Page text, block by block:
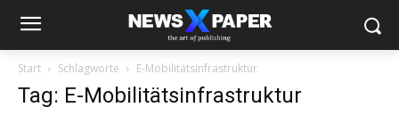
Start Schlagworte E-Mobilitätsinfrastruktur
Tag: E-Mobilitätsinfrastruktur